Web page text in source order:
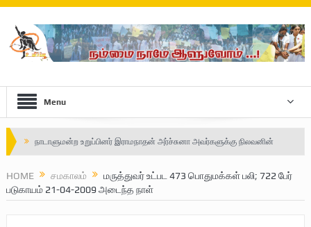
Menu
Safe Zone: Killing Fields – Nilavan
விடுதலைப் பெருமூச்சு : பிரிகேடியர் தீபன்
HOME சமகாலம்
மருத்துவர் உட்பட 473 பொதுமக்கள் பலி; 722 பேர்
படுகாயம் 21-04-2009 அடைந்த நாள்